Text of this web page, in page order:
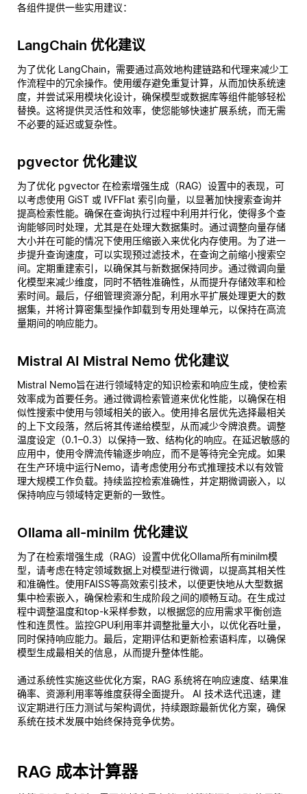
各组件提供一些实用建议：
LangChain 优化建议
为了优化 LangChain，需要通过高效地构建链路和代理来减少工
作流程中的冗余操作。使用缓存避免重复计算，从而加快系统速
度，并尝试采用模块化设计，确保模型或数据库等组件能够轻松
替换。这将提供灵活性和效率，使您能够快速扩展系统，而无需
不必要的延迟或复杂性。
pgvector 优化建议
为了优化 pgvector 在检索增强生成（RAG）设置中的表现，可
以考虑使用 GiST 或 IVFFlat 索引向量，以显著加快搜索查询并
提高检索性能。确保在查询执行过程中利用并行化，使得多个查
询能够同时处理，尤其是在处理大数据集时。通过调整向量存储
大小并在可能的情况下使用压缩嵌入来优化内存使用。为了进一
步提升查询速度，可以实现预过滤技术，在查询之前缩小搜索空
间。定期重建索引，以确保其与新数据保持同步。通过微调向量
化模型来减少维度，同时不牺牲准确性，从而提升存储效率和检
索时间。最后，仔细管理资源分配，利用水平扩展处理更大的数
据集，并将计算密集型操作卸载到专用处理单元，以保持在高流
量期间的响应能力。
Mistral AI Mistral Nemo 优化建议
Mistral Nemo旨在进行领域特定的知识检索和响应生成，使检索
效率成为首要任务。通过微调检索管道来优化性能，以确保在相
似性搜索中使用与领域相关的嵌入。使用排名层优先选择最相关
的上下文段落，然后将其传递给模型，从而减少令牌浪费。调整
温度设定（0.1–0.3）以保持一致、结构化的响应。在延迟敏感的
应用中，使用令牌流传输逐步响应，而不是等待完全完成。如果
在生产环境中运行Nemo，请考虑使用分布式推理技术以有效管
理大规模工作负载。持续监控检索准确性，并定期微调嵌入，以
保持响应与领域特定更新的一致性。
Ollama all-minilm 优化建议
为了在检索增强生成（RAG）设置中优化Ollama所有minilm模
型，请考虑在特定领域数据上对模型进行微调，以提高其相关性
和准确性。使用FAISS等高效索引技术，以便更快地从大型数据
集中检索嵌入，确保检索和生成阶段之间的顺畅互动。在生成过
程中调整温度和top-k采样参数，以根据您的应用需求平衡创造
性和连贯性。监控GPU利用率并调整批量大小，以优化吞吐量，
同时保持响应能力。最后，定期评估和更新检索语料库，以确保
模型生成最相关的信息，从而提升整体性能。
通过系统性实施这些优化方案，RAG 系统将在响应速度、结果准
确率、资源利用率等维度获得全面提升。 AI 技术迭代迅速，建
议定期进行压力测试与架构调优，持续跟踪最新优化方案，确保
系统在技术发展中始终保持竞争优势。
RAG 成本计算器